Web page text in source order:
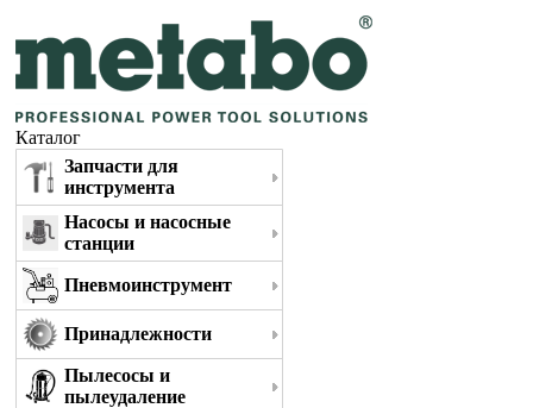
Каталог
Запчасти для
инструмента
Насосы и насосные
станции
Пневмоинструмент
Принадлежности
Пылесосы и
пылеудаление